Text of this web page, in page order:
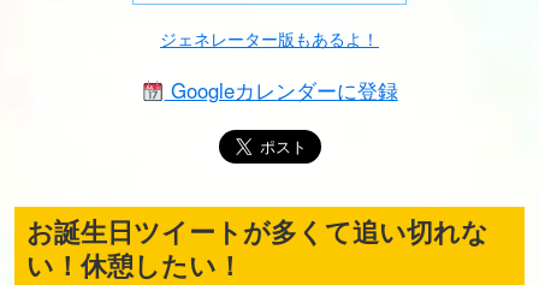
ジェネレーター版もあるよ！
Googleカレンダーに登録
お誕生日ツイートが多くて追い切れな
い！休憩したい！